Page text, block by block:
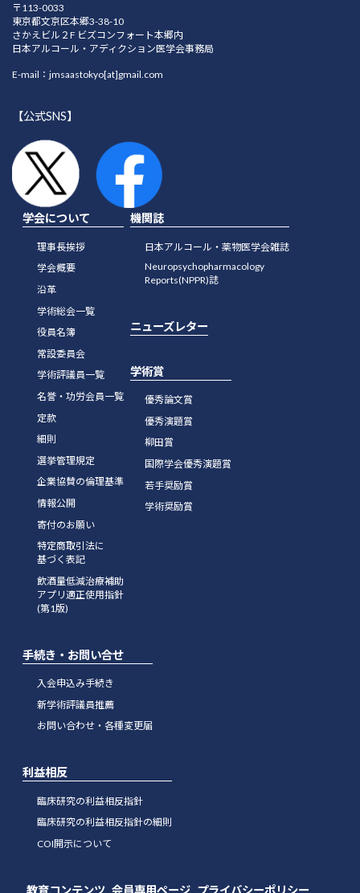
〒113-0033
東京都文京区本郷3-38-10
さかえビル２F ビズコンフォート本郷内
日本アルコール・アディクション医学会事務局
E-mail：jmsaastokyo[at]gmail.com
【公式SNS】
学会について
理事長挨拶
学会概要
沿革
学術総会一覧
役員名簿
常設委員会
学術評議員一覧
名誉・功労会員一覧
定款
細則
選挙管理規定
企業協賛の倫理基準
情報公開
寄付のお願い
特定商取引法に
基づく表記
飲酒量低減治療補助
アプリ適正使用指針
(第1版)
機関誌
日本アルコール・薬物医学会雑誌
Neuropsychopharmacology
Reports(NPPR)誌
ニューズレター
学術賞
優秀論文賞
優秀演題賞
柳田賞
国際学会優秀演題賞
若手奨励賞
学術奨励賞
手続き・お問い合せ
入会申込み手続き
新学術評議員推薦
お問い合わせ・各種変更届
利益相反
臨床研究の利益相反指針
臨床研究の利益相反指針の細則
COI開示について
教育コンテンツ 会員専用ページ プライバシーポリシー